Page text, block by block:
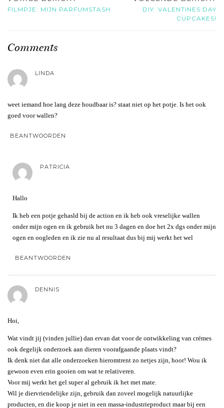
FILMPJE: MIJN PARFUMSTASH
DIY: VALENTINES DAY
CUPCAKES!
Comments
LINDA
weet iemand hoe lang deze houdbaar is? staat niet op het potje. Is het ook
goed voor wallen?
BEANTWOORDEN
PATRICIA
Hallo
Ik heb een potje gehasld bij de action en ik heb ook vreselijke wallen
onder mijn ogen en ik gebruik het nu 3 dagen en doe het 2x dgs onder mijn
ogen en oogleden en ik zie nu al resultaat dus bij mij werkt het wel
BEANTWOORDEN
DENNIS
Hoi,
Wat vindt jij (vinden jullie) dan ervan dat voor de ontwikkeling van crémes
ook degelijk onderzoek aan dieren voorafgaande plaats vindt?
Ik denk niet dat alle onderzoeken hieromtrent zo netjes zijn, hoor! Wou ik
gewoon even erin gooien om wat te relativeren.
Voor mij werkt het gel super al gebruik ik het met mate.
Wil je diervriendelijke zijn, gebruik dan zoveel mogelijk natuurlijke
producten, en die koop je niet in een massa-industrieproduct maar bij een